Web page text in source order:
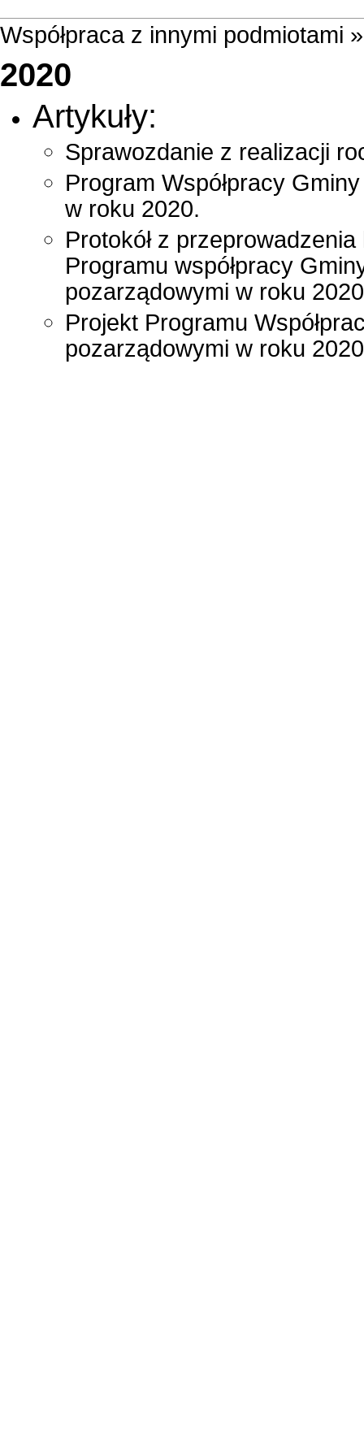
Współpraca z innymi podmiotami
2020
Artykuły:
Sprawozdanie z realizacji
Program Współpracy
w roku 2020.
Protokół z
Programu współpracy
pozarządowymi w roku 2020
Projekt Programu
pozarządowymi w roku 2020